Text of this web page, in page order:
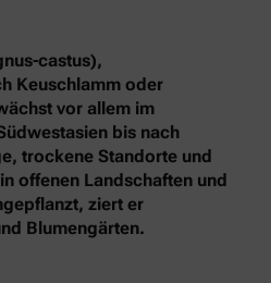
castus),
Keuschlamm oder
vor allem im
bis nach
trockene Standorte und
offenen Landschaften und
ziert er
Blumengärten.